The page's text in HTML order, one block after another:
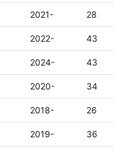
2021- 28
2022- 43
2024- 43
2020- 34
2018- 26
2019- 36